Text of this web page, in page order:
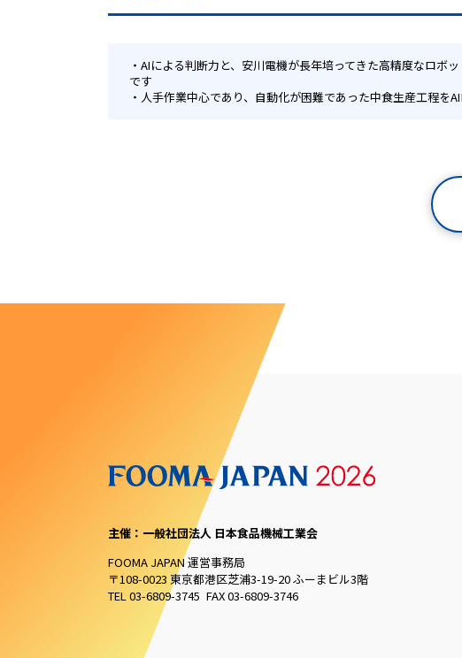
AIによる判断力と、安川電機が長年培ってきた高精度なロボ
です
人手作業中心であり、自動化が困難であった中食生産工程をAI
主催：一般社団法人 日本食品機械工業会
FOOMA JAPAN 運営事務局
〒108-0023 東京都港区芝浦3-19-20 ふーまビル3階
TEL 03-6809-3745 FAX 03-6809-3746